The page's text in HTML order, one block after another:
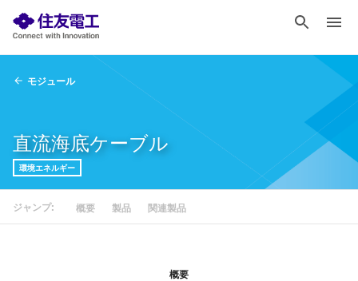
モジュール
直流海底ケーブル
環境エネルギー
ジャンプ: 概要 製品 関連製品
概要